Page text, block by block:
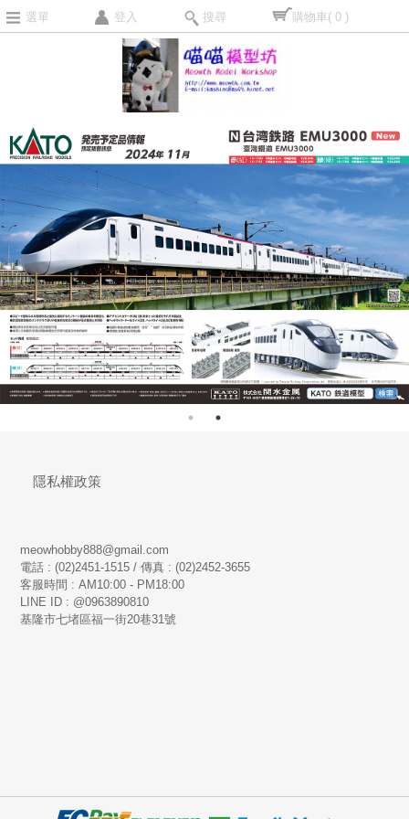
選單 登入 搜尋 購物車( 0 )
隱私權政策
meowhobby888@gmail.com
電話 : (02)2451-1515 / 傳真 : (02)2452-3655
客服時間 : AM10:00 - PM18:00
LINE ID : @0963890810
基隆市七堵區福一街20巷31號